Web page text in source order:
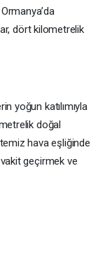
dört kilometrelik
yoğun katılımıyla
doğal
hava eşliğinde
geçirmek ve